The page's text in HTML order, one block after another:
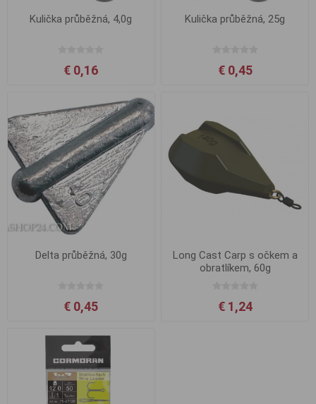
Kulička průběžná, 4,0g
€ 0,16
Kulička průběžná, 25g
€ 0,45
Delta průběžná, 30g
€ 0,45
Long Cast Carp s očkem a
obratlíkem, 60g
€ 1,24